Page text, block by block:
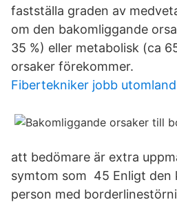
fastställa graden av
om den bakomliggande
35 %) eller metabolisk (ca
orsaker förekommer.
Fibertekniker jobb
att bedömare är extra
symtom som 45 Enligt den
person med